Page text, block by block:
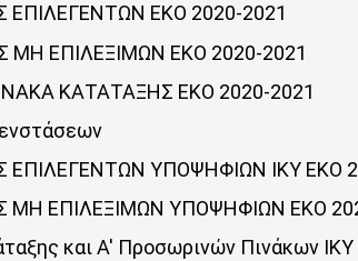
ΕΚΟ 2020-2021
ΜΗ ΕΠΙΛΕΞΙΜΩΝ ΕΚΟ 2020-2021
ΚΑΤΑΤΑΞΗΣ ΕΚΟ 2020-2021
ΕΠΙΛΕΓΕΝΤΩΝ ΥΠΟΨΗΦΙΩΝ ΙΚΥ ΕΚΟ
ΜΗ ΕΠΙΛΕΞΙΜΩΝ ΥΠΟΨΗΦΙΩΝ ΕΚΟ
και Α' Προσωρινών Πινάκων